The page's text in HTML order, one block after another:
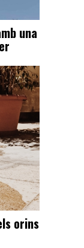
una
orins